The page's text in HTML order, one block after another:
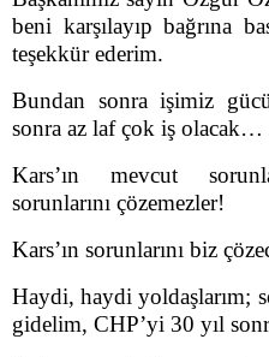
beni karşılayıp bağrına
teşekkür ederim.
Bundan sonra işimiz
sonra az laf çok iş olacak…
Kars’ın mevcut
sorunlarını çözemezler!
Kars’ın sorunlarını biz
Haydi, haydi yoldaşlarım;
gidelim, CHP’yi 30 yıl